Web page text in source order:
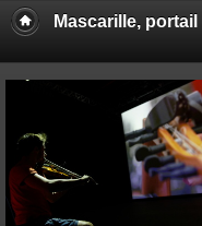
Mascarille,